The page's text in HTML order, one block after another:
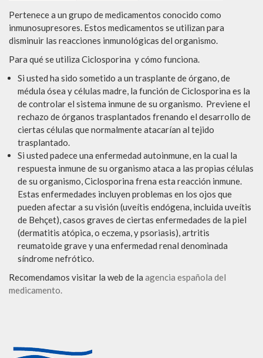
Pertenece a un grupo de medicamentos conocido como
inmunosupresores. Estos medicamentos se utilizan para
disminuir las reacciones inmunológicas del organismo.
Para qué se utiliza Ciclosporina y cómo funciona.
Si usted ha sido sometido a un trasplante de órgano, de
médula ósea y células madre, la función de Ciclosporina es la
de controlar el sistema inmune de su organismo. Previene el
rechazo de órganos trasplantados frenando el desarrollo de
ciertas células que normalmente atacarían al tejido
trasplantado.
Si usted padece una enfermedad autoinmune, en la cual la
respuesta inmune de su organismo ataca a las propias células
de su organismo, Ciclosporina frena esta reacción inmune.
Estas enfermedades incluyen problemas en los ojos que
pueden afectar a su visión (uveítis endógena, incluida uveítis
de Behçet), casos graves de ciertas enfermedades de la piel
(dermatitis atópica, o eczema, y psoriasis), artritis
reumatoide grave y una enfermedad renal denominada
síndrome nefrótico.
Recomendamos visitar la web de la agencia española del
medicamento.